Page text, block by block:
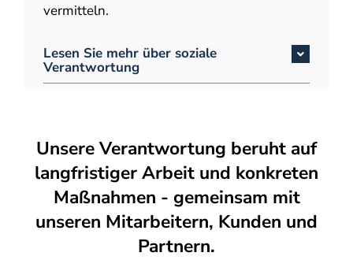
vermitteln.
Lesen Sie mehr über soziale
Verantwortung
Unsere Verantwortung beruht auf
langfristiger Arbeit und konkreten
Maßnahmen - gemeinsam mit
unseren Mitarbeitern, Kunden und
Partnern.